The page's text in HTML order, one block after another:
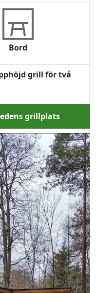
Bord
grill för två
grillplats